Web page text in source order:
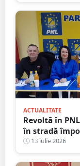
ACTUALITATE
Revoltă în
în stradă
Cozma, după
Mare și Carei
13 iulie 2026